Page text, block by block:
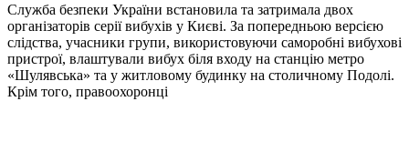
Служба безпеки України встановила та затримала двох
організаторів серії вибухів у Києві. За попередньою версією
слідства, учасники групи, використовуючи саморобні вибухові
пристрої, влаштували вибух біля входу на станцію метро
«Шулявська» та у житловому будинку на столичному Подолі.
Крім того, правоохоронці